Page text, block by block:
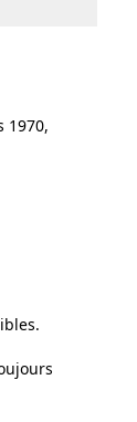
1970,